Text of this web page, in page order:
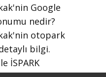
Google
nedir?
otopark
bilgi.
İSPARK